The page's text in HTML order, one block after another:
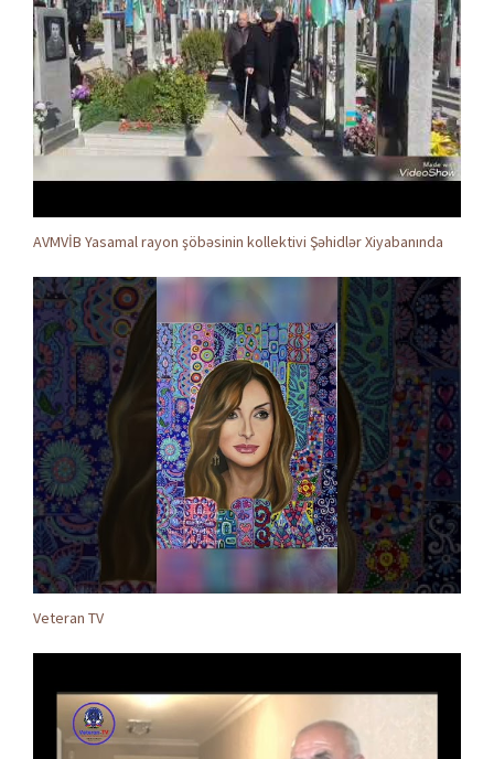
AVMVİB Yasamal rayon şöbəsinin kollektivi Şəhidlər Xiyabanında
Veteran TV